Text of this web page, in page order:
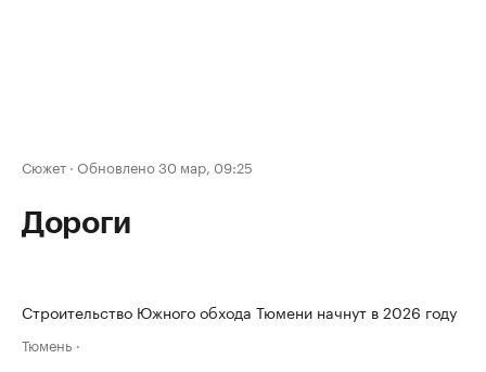
Сюжет · Обновлено 30 мар, 09:25
Дороги
Строительство Южного обхода Тюмени начнут в 2026 году
Тюмень